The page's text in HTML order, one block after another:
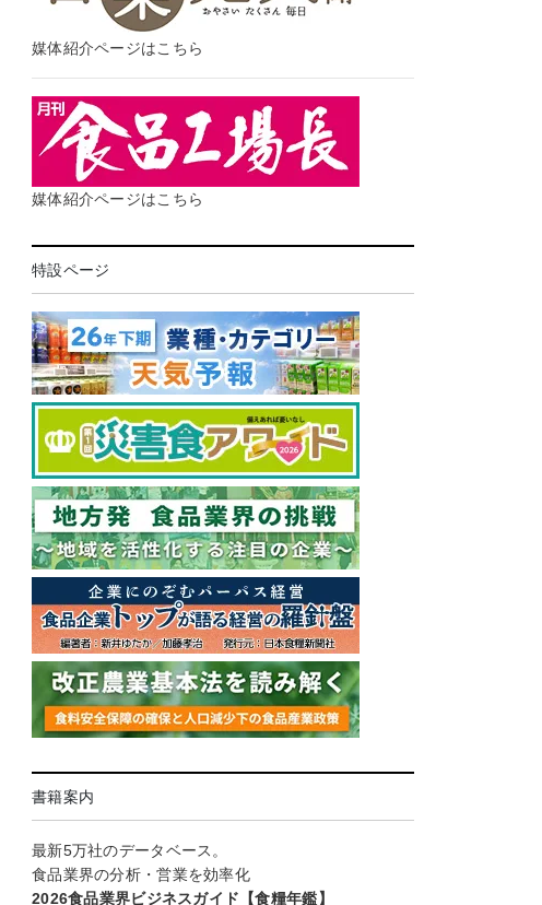
媒体紹介ページはこちら
媒体紹介ページはこちら
特設ページ
書籍案内
最新5万社のデータベース。
食品業界の分析・営業を効率化
2026食品業界ビジネスガイド【食糧年鑑】